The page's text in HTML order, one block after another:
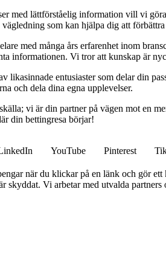
med lättförståelig information vill vi
som kan hjälpa dig att
med många års erfarenhet inom
informationen. Vi tror att kunskap är
likasinnade entusiaster som delar din
och dela dina egna upplevelser.
vi är din partner på vägen mot en
din bettingresa börjar!
YouTube Pinterest
när du klickar på en länk och gör ett
Vi arbetar med utvalda